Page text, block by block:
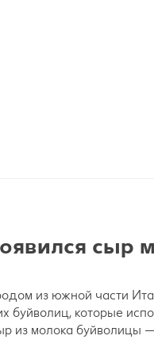
сыр
из южной части
буйволиц, которые
из молока буйволицы